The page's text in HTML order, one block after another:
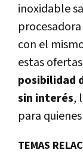
inoxidable
con el
estas
posibilidad
sin interés,
para
TEMAS